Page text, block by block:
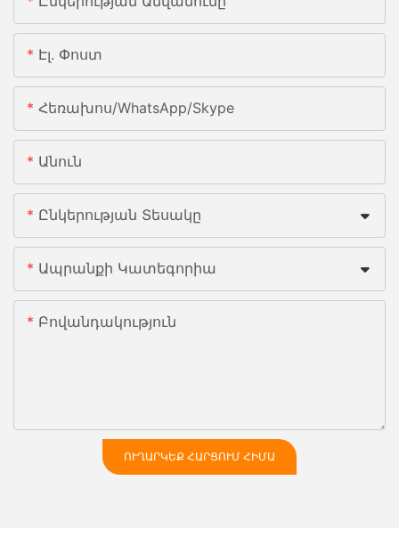
Էլ. Փոստ
Հեռախոս/whatsApp/skype
Անուն
Ընկերության Տեսակը
Ապրանքի Կատեգորիա
Բովանդակություն
ՈՒՂԱՐԿԵՔ ՀԱՐՑՈՒՄ ՀԻՄԱ